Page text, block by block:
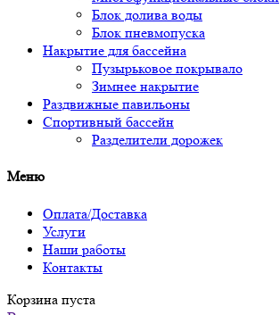
Блок долива воды
Блок пневмопуска
Накрытие для бассейна
Пузырьковое покрывало
Зимнее накрытие
Раздвижные павильоны
Спортивный бассейн
Разделители дорожек
Меню
Оплата/Доставка
Услуги
Наши работы
Контакты
Корзина пуста